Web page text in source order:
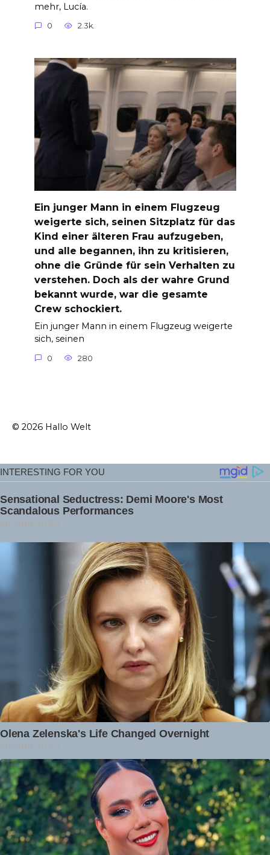
mehr, Lucía.
0 2.3k.
Ein junger Mann in einem Flugzeug
weigerte sich, seinen Sitzplatz für das
Kind einer älteren Frau aufzugeben,
und alle begannen, ihn zu kritisieren,
ohne die Gründe für sein Verhalten zu
verstehen. Doch als der wahre Grund
bekannt wurde, war die gesamte
Crew schockiert.
Ein junger Mann in einem Flugzeug weigerte
sich, seinen
0 280
© 2026 Hallo Welt